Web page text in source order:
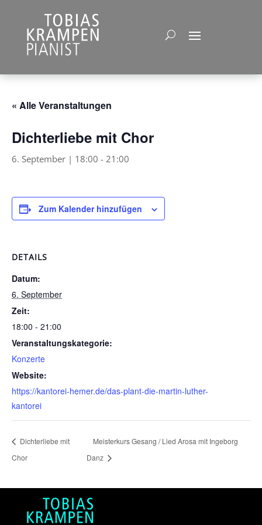
« Alle Veranstaltungen
Dichterliebe mit Chor
6. September | 18:00 - 21:00
Zum Kalender hinzufügen
DETAILS
Datum:
6. September
Zeit:
18:00 - 21:00
Veranstaltungskategorie:
Konzerte
Website:
https://kantorei-hemer.de/das-plant-die-martin-luther-
kantorei
Dichterliebe mit
Chor
Meisterkurs Gesang / Lied Arosa mit Ingeborg
Danz